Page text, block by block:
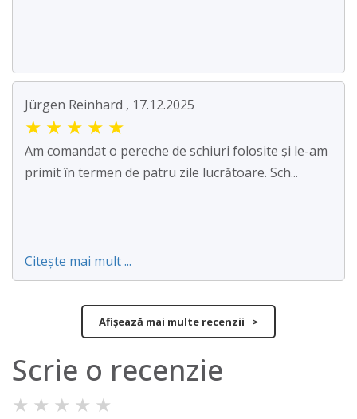
Jürgen Reinhard , 17.12.2025
★ ★ ★ ★ ★
Am comandat o pereche de schiuri folosite și le-am
primit în termen de patru zile lucrătoare. Sch...
Citește mai mult ...
Afișează mai multe recenzii >
Scrie o recenzie
★ ★ ★ ★ ★